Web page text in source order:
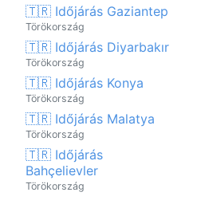
🇹🇷 Időjárás Gaziantep
Törökország
🇹🇷 Időjárás Diyarbakır
Törökország
🇹🇷 Időjárás Konya
Törökország
🇹🇷 Időjárás Malatya
Törökország
🇹🇷 Időjárás
Bahçelievler
Törökország